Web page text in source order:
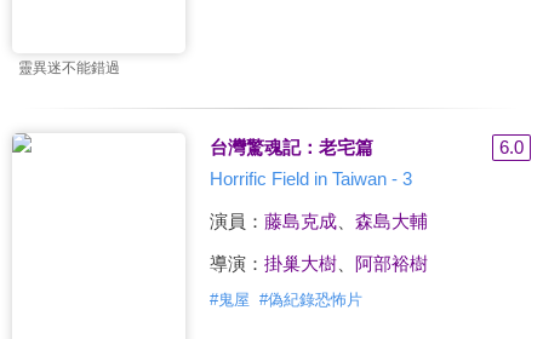
靈異迷不能錯過
台灣驚魂記：老宅篇
6.0
Horrific Field in Taiwan - 3
演員： 藤島克成、 森島大輔
導演： 掛巢大樹、 阿部裕樹
#鬼屋 #偽紀錄恐怖片